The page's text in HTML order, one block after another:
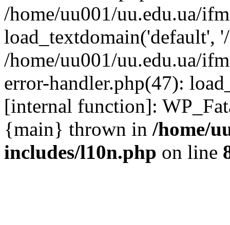
/home/uu001/uu.edu.ua/
load_textdomain('default',
/home/uu001/uu.edu.ua/
error-handler.php(47):
[internal function]:
{main} thrown in /home/
includes/l10n.php on line